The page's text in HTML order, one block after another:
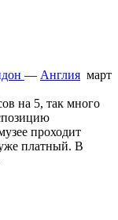
— Англия март
на 5, так много
проходит
платный. В